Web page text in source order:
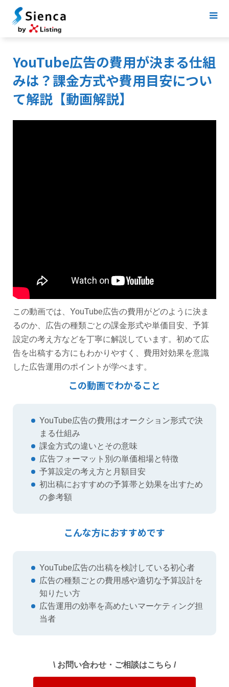
YouTube広告の費用が決まる仕組
みは？課金方式や費用目安につい
て解説【動画解説】
この動画では、YouTube広告の費用がどのように決ま
るのか、広告の種類ごとの課金形式や単価目安、予算
設定の考え方などを丁寧に解説しています。初めて広
告を出稿する方にもわかりやすく、費用対効果を意識
した広告運用のポイントが学べます。
この動画でわかること
YouTube広告の費用はオークション形式で決
まる仕組み
課金方式の違いとその意味
広告フォーマット別の単価相場と特徴
予算設定の考え方と月額目安
初出稿におすすめの予算帯と効果を出すため
の参考額
こんな方におすすめです
YouTube広告の出稿を検討している初心者
広告の種類ごとの費用感や適切な予算設計を
知りたい方
広告運用の効率を高めたいマーケティング担
当者
\ お問い合わせ・ご相談はこちら /